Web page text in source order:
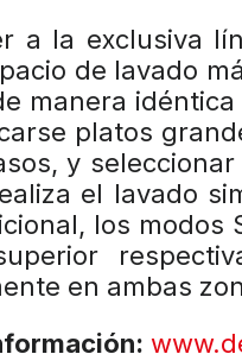
a la exclusiva
de lavado
manera
platos
y
el lavado
los modos
en ambas